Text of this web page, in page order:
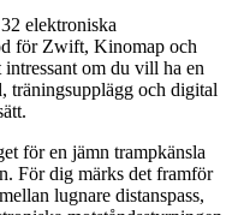
elektroniska
för Zwift, Kinomap och
om du vill ha en
träningsupplägg och digital
för en jämn trampkänsla
För dig märks det framför
lugnare distanspass,